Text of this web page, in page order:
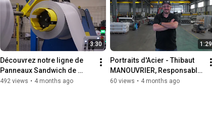
3:30
Découvrez notre ligne de
Panneaux Sandwich de
Couverture QuadCore
492 views • 4 months ago
1:29
Portraits d'Acier - Thibaut
MANOUVRIER, Responsable
de Production
60 views • 4 months ago